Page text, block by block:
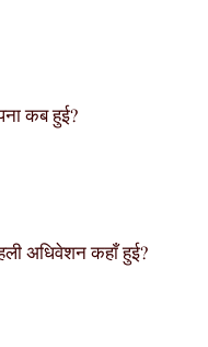
कब हुई?
अधिवेशन कहाँ हुई?